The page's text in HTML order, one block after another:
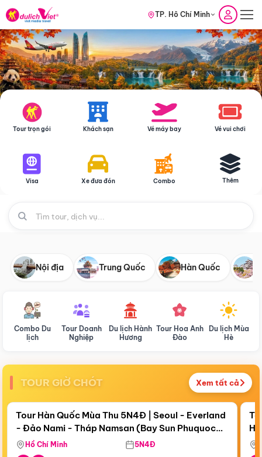
TP. Hồ Chí Minh
Tour trọn gói Khách sạn Vé máy bay Vé vui chơi
Visa Xe đưa đón Combo Thêm
Nội địa Trung Quốc Hàn Quốc
Combo Du
lịch
Tour Doanh
Nghiệp
Du lịch Hành
Hương
Tour Hoa Anh
Đào
Du lịch Mùa
Hè
TOUR GIỜ CHÓT Xem tất cả
Còn18 ngày 11:43:08
Bay Sun Phuquoc Airways
Điểm nổi bật
Tour Hàn Quốc Mùa Thu 5N4Đ | Seoul - Everland
- Đảo Nami - Tháp Namsan (Bay Sun Phuquoc
Airways)
Hồ Chí Minh 5N4Đ